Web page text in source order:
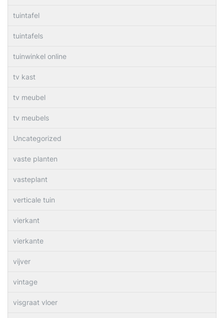
tuintafel
tuintafels
tuinwinkel online
tv kast
tv meubel
tv meubels
Uncategorized
vaste planten
vasteplant
verticale tuin
vierkant
vierkante
vijver
vintage
visgraat vloer